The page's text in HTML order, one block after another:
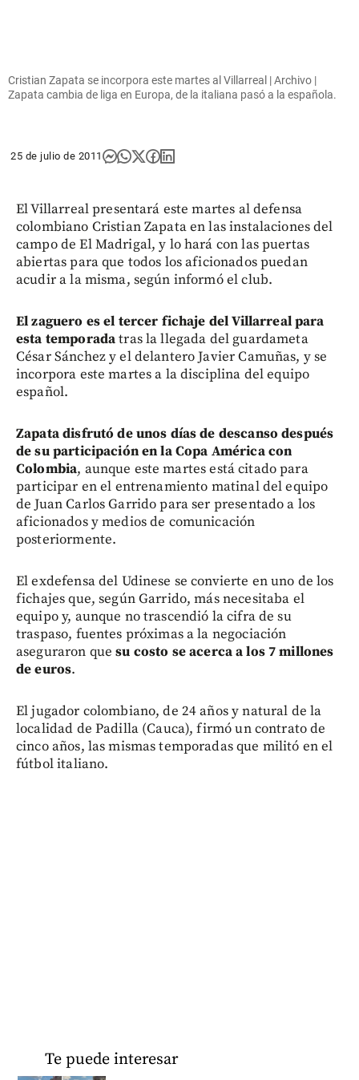
Cristian Zapata se incorpora este martes al Villarreal | Archivo |
Zapata cambia de liga en Europa, de la italiana pasó a la española.
25 de julio de 2011
El Villarreal presentará este martes al defensa
colombiano Cristian Zapata en las instalaciones del
campo de El Madrigal, y lo hará con las puertas
abiertas para que todos los aficionados puedan
acudir a la misma, según informó el club.
El zaguero es el tercer fichaje del Villarreal para
esta temporadatras la llegada del guardameta
César Sánchez y el delantero Javier Camuñas, y se
incorpora este martes a la disciplina del equipo
español.
Zapata disfrutó de unos días de descanso después
de su participación en la Copa América con
Colombia, aunque este martes está citado para
participar en el entrenamiento matinal del equipo
de Juan Carlos Garrido para ser presentado a los
aficionados y medios de comunicación
posteriormente.
El exdefensa del Udinese se convierte en uno de los
fichajes que, según Garrido, más necesitaba el
equipo y, aunque no trascendió la cifra de su
traspaso, fuentes próximas a la negociación
aseguraron que su costo se acerca a los 7 millones
de euros.
El jugador colombiano, de 24 años y natural de la
localidad de Padilla (Cauca), firmó un contrato de
cinco años, las mismas temporadas que militó en el
fútbol italiano.
Te puede interesar